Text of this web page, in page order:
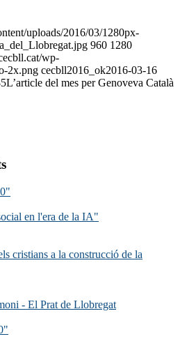
uploads/2016/03/1280px-
960 1280
wp-
2x.png cecbll2016_ok2016-03-16
L’article del mes per Genoveva Català
en l'era de la IA"
cristians a la construcció de la
- El Prat de Llobregat